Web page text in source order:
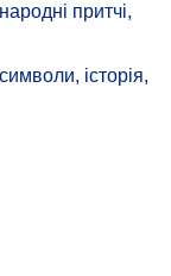
притчі,
історія,